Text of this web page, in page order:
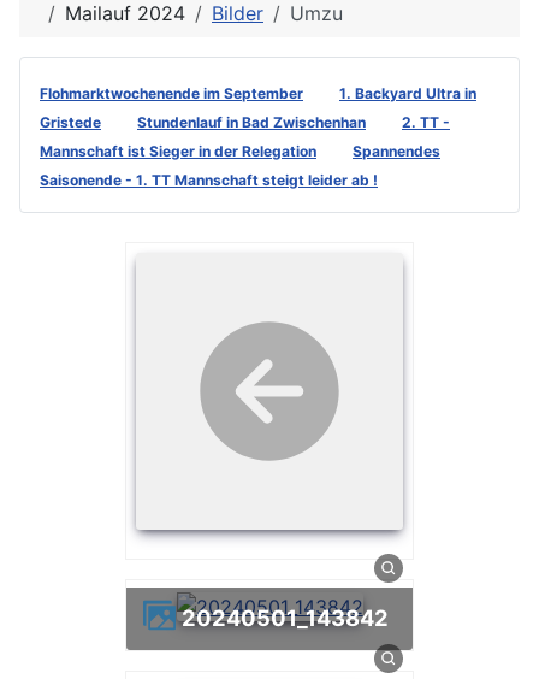
Mailauf 2024
Bilder Umzu
Flohmarktwochenende im September
1. Backyard Ultra in
Gristede
Stundenlauf in Bad Zwischenhan
2. TT -
Mannschaft ist Sieger in der Relegation
Spannendes
Saisonende - 1. TT Mannschaft steigt leider ab !
20240501_143842